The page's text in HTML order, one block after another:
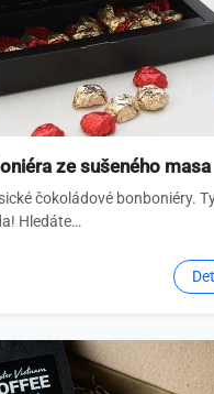
ze sušeného masa
čokoládové bonboniéry.
Hledáte…